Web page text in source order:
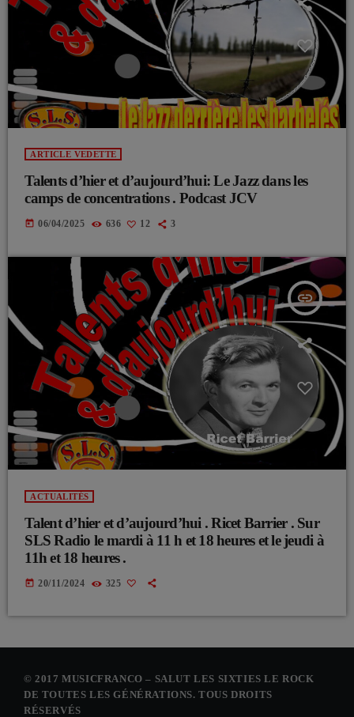
ARTICLE VEDETTE
Talents d’hier et d’aujourd’hui: Le Jazz dans les
camps de concentrations . Podcast JCV
today 06/04/2025 636 12 3
insert_link
ACTUALITÉS
Talent d’hier et d’aujourd’hui . Ricet Barrier . Sur
SLS Radio le mardi à 11 h et 18 heures et le jeudi à
11h et 18 heures .
today 20/11/2024 325
© 2017 MUSICFRANCO – SALUT LES SIXTIES LE ROCK
DE TOUTES LES GÉNÉRATIONS. TOUS DROITS
RÉSERVÉS